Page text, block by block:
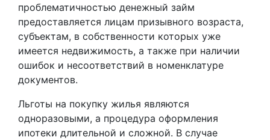
проблематичностью денежный займ
предоставляется лицам призывного возраста,
субъектам, в собственности которых уже
имеется недвижимость, а также при наличии
ошибок и несоответствий в номенклатуре
документов.
Льготы на покупку жилья являются
одноразовыми, а процедура оформления
ипотеки длительной и сложной. В случае